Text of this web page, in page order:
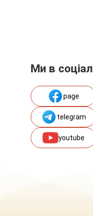
Ми в
page
telegram
youtube